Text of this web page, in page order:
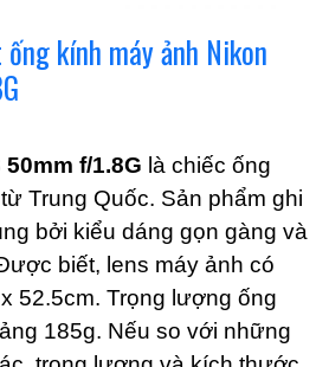
kính máy ảnh Nikon
f/1.8G là chiếc ống
Trung Quốc. Sản phẩm ghi
bởi kiểu dáng gọn gàng và
biết, lens máy ảnh có
52.5cm. Trọng lượng ống
185g. Nếu so với những